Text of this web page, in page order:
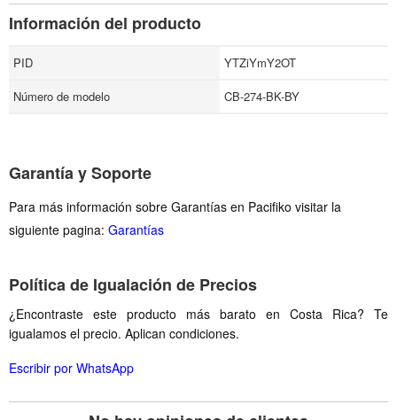
Información del producto
PID
YTZiYmY2OT
Número de modelo
CB-274-BK-BY
Garantía y Soporte
Para más información sobre Garantías en Pacifiko visitar la
siguiente pagina: Garantías
Política de Igualación de Precios
¿Encontraste este producto más barato en Costa Rica? Te
igualamos el precio. Aplican condiciones.
Escribir por WhatsApp